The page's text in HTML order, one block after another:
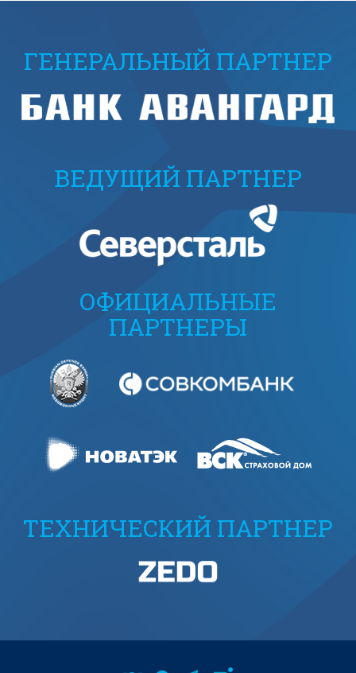
ГЕНЕРАЛЬНЫЙ ПАРТНЕР
ВЕДУЩИЙ ПАРТНЕР
ОФИЦИАЛЬНЫЕ
ПАРТНЕРЫ
ТЕХНИЧЕСКИЙ ПАРТНЕР